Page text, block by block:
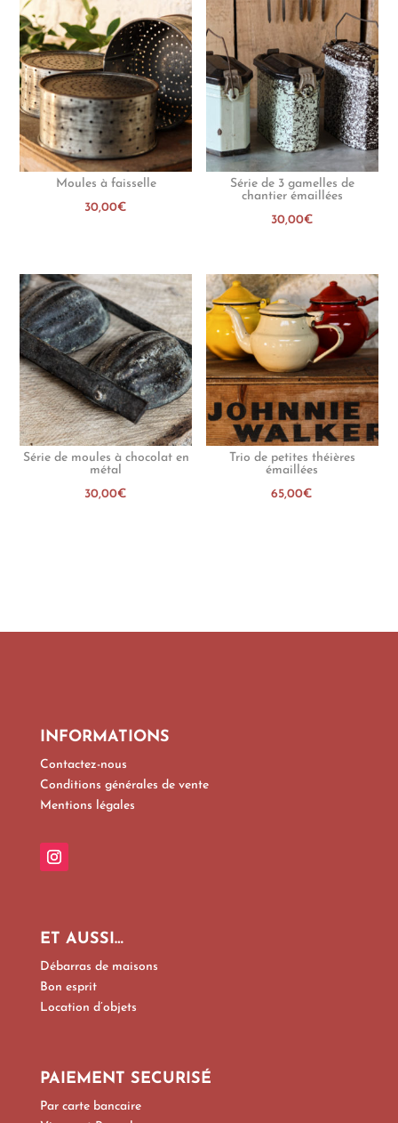
Moules à faisselle
30,00€
Série de 3 gamelles de
chantier émaillées
30,00€
Série de moules à chocolat en
métal
30,00€
Trio de petites théières
émaillées
65,00€
INFORMATIONS
Contactez-nous
Conditions générales de vente
Mentions légales
ET AUSSI…
Débarras de maisons
Bon esprit
Location d’objets
PAIEMENT SECURISÉ
Par carte bancaire